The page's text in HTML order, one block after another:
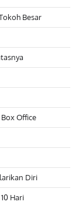
Besar
Office
Diri
Hari